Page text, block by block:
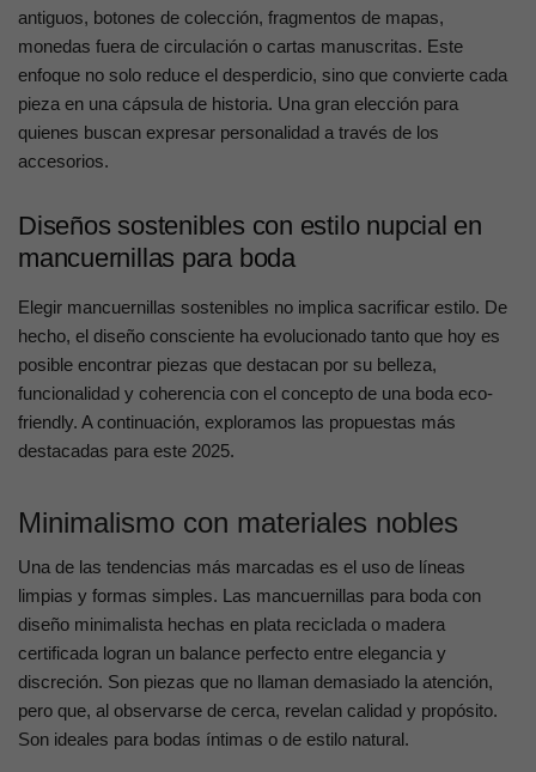
antiguos, botones de colección, fragmentos de mapas,
monedas fuera de circulación o cartas manuscritas. Este
enfoque no solo reduce el desperdicio, sino que convierte cada
pieza en una cápsula de historia. Una gran elección para
quienes buscan expresar personalidad a través de los
accesorios.
Diseños sostenibles con estilo nupcial en
mancuernillas para boda
Elegir mancuernillas sostenibles no implica sacrificar estilo. De
hecho, el diseño consciente ha evolucionado tanto que hoy es
posible encontrar piezas que destacan por su belleza,
funcionalidad y coherencia con el concepto de una boda eco-
friendly. A continuación, exploramos las propuestas más
destacadas para este 2025.
Minimalismo con materiales nobles
Una de las tendencias más marcadas es el uso de líneas
limpias y formas simples. Las mancuernillas para boda con
diseño minimalista hechas en plata reciclada o madera
certificada logran un balance perfecto entre elegancia y
discreción. Son piezas que no llaman demasiado la atención,
pero que, al observarse de cerca, revelan calidad y propósito.
Son ideales para bodas íntimas o de estilo natural.